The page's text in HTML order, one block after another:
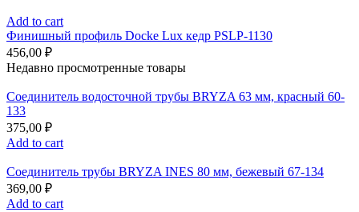
Add to cart
Финишный профиль Docke Lux кедр PSLP-1130
456,00 ₽
Недавно просмотренные товары
Соединитель водосточной трубы BRYZA 63 мм, краcный 60-
133
375,00 ₽
Add to cart
Соединитель трубы BRYZA INES 80 мм, бежевый 67-134
369,00 ₽
Add to cart